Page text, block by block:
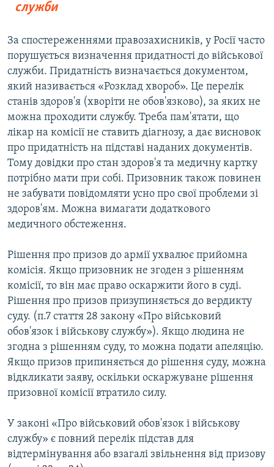
служби
За спостереженнями правозахисників, у Росії часто
порушується визначення придатності до військової
служби. Придатність визначається документом,
який називається «Розклад хвороб». Це перелік
станів здоров'я (хворіти не обов'язково), за яких не
можна проходити службу. Треба пам'ятати, що
лікар на комісії не ставить діагнозу, а дає висновок
про придатність на підставі наданих документів.
Тому довідки про стан здоров'я та медичну картку
потрібно мати при собі. Призовник також повинен
не забувати повідомляти усно про свої проблеми зі
здоров'ям. Можна вимагати додаткового
медичного обстеження.
Рішення про призов до армії ухвалює прийомна
комісія. Якщо призовник не згоден з рішенням
комісії, то він має право оскаржити його в суді.
Рішення про призов призупиняється до вердикту
суду. (п.7 стаття 28 закону «Про військовий
обов'язок і військову службу»). Якщо людина не
згодна з рішенням суду, то можна подати апеляцію.
Якщо призов припиняється до рішення суду, можна
відкликати заяву, оскільки оскаржуване рішення
призовної комісії втратило силу.
У законі «Про військовий обов'язок і військову
службу» є повний перелік підстав для
відтермінування або взагалі звільнення від призову